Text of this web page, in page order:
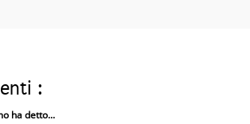
:
ha detto...